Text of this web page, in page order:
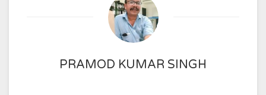
PRAMOD KUMAR SINGH